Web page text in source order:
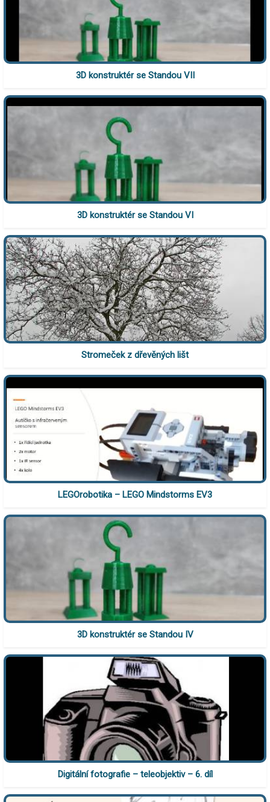
3D konstruktér se Standou VII
3D konstruktér se Standou VI
Stromeček z dřevěných lišt
LEGOrobotika – LEGO Mindstorms EV3
3D konstruktér se Standou IV
Digitální fotografie – teleobjektiv – 6. díl